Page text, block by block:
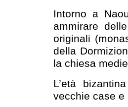
Intorno a
ammirare
originali
della
la chiesa
L’età
vecchie case